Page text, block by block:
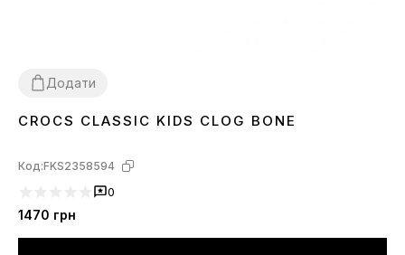
Додати
252627 28293031 32333435
CROCS CLASSIC KIDS CLOG BONE
Код:FKS2358594
0
1470 грн